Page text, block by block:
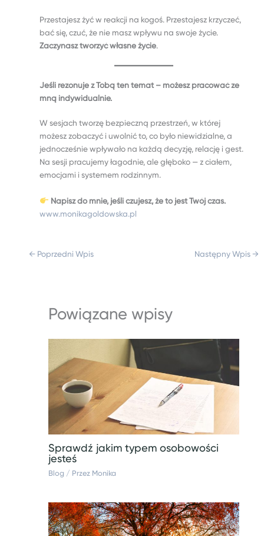
Przestajesz żyć w reakcji na kogoś. Przestajesz krzyczeć,
bać się, czuć, że nie masz wpływu na swoje życie.
Zaczynasztworzyć własne życie.
Jeśli rezonuje z Tobą ten temat – możesz pracować ze
mną indywidualnie.
W sesjach tworzę bezpieczną przestrzeń, w której
możesz zobaczyć i uwolnić to, co było niewidzialne, a
jednocześnie wpływało na każdą decyzję, relację i gest.
Na sesji pracujemy łagodnie, ale głęboko — z ciałem,
emocjami i systemem rodzinnym.
Napisz do mnie, jeśli czujesz, że to jest Twój czas.
www.monikagoldowska.pl
← Poprzedni Wpis Następny Wpis →
Powiązane wpisy
Sprawdź jakim typem osobowości
jesteś
Blog / Przez Monika